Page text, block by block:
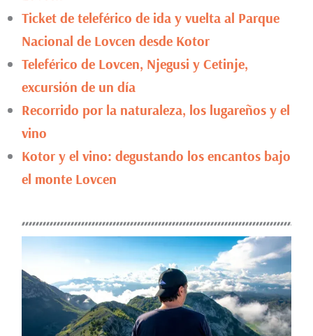
Ticket de teleférico de ida y vuelta al Parque
Nacional de Lovcen desde Kotor
Teleférico de Lovcen, Njegusi y Cetinje,
excursión de un día
Recorrido por la naturaleza, los lugareños y el
vino
Kotor y el vino: degustando los encantos bajo
el monte Lovcen